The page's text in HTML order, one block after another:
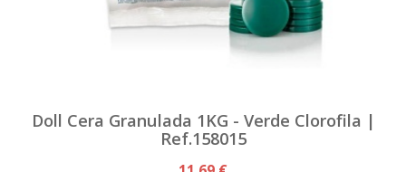
Doll Cera Granulada 1KG - Verde Clorofila |
Ref.158015